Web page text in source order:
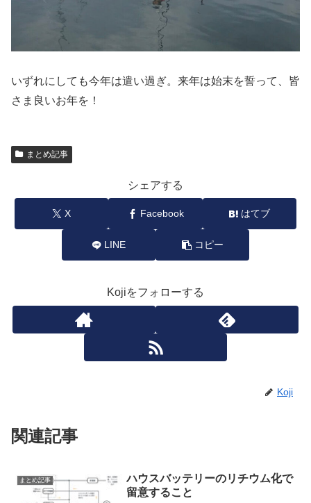
いずれにしても今年は遣い過ぎ。来年は始末を誓って、皆
さま良いお年を！
まとめ記事
シェアする
X Facebook はてブ
LINE コピー
Kojiをフォローする
Koji
関連記事
まとめ記事
ハウスバッテリーのリチウム化で
留意すること